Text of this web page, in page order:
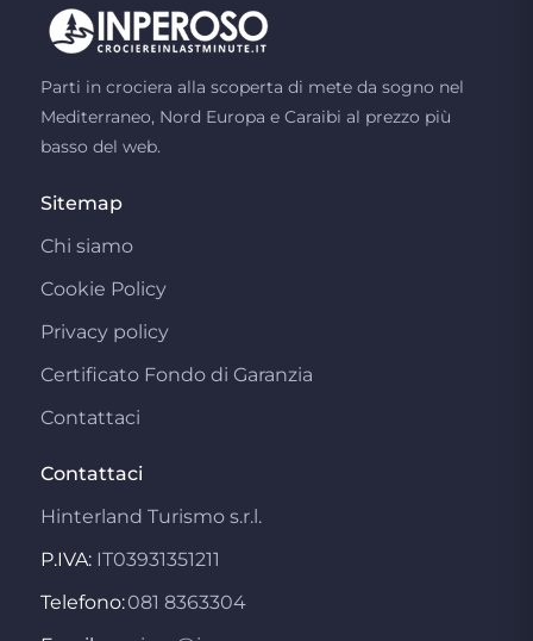
Parti in crociera alla scoperta di mete da sogno nel
Mediterraneo, Nord Europa e Caraibi al prezzo più
basso del web.
Sitemap
Chi siamo
Cookie Policy
Privacy policy
Certificato Fondo di Garanzia
Contattaci
Contattaci
Hinterland Turismo s.r.l.
P.IVA: IT03931351211
Telefono:081 8363304